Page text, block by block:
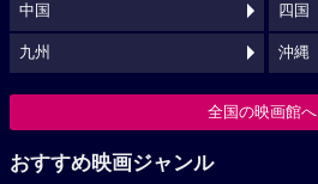
中国 四国
九州 沖縄
全国の映画館へ
おすすめ映画ジャンル